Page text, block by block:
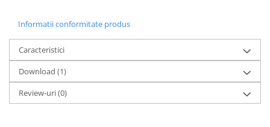
Fuzibili tip D
Fuzibili tip D0
Fuzibili tip MPR
Separatoare si socluri fuzibili
Comutatoare, Cleme
Informatii conformitate produs
Caracteristici
Download (1)
Review-uri(0)